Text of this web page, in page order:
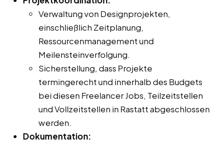
Verwaltung von Designprojekten,
einschließlich Zeitplanung,
Ressourcenmanagement und
Meilensteinverfolgung.
Sicherstellung, dass Projekte
termingerecht und innerhalb des Budgets
bei diesen Freelancer Jobs, Teilzeitstellen
und Vollzeitstellen in Rastatt abgeschlossen
werden.
Dokumentation: